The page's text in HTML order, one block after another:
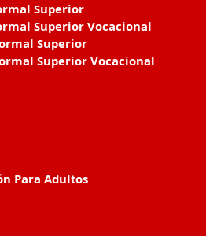
Superior
Superior Vocacional
Superior
Superior Vocacional
Para Adultos